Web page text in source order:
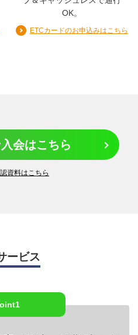
OK。
ETCカードのお申込みはこちら
会はこちら
資料はこちら
ービス